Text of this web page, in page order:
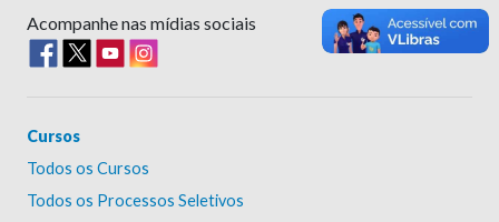
Acompanhe nas mídias sociais
Cursos
Todos os Cursos
Todos os Processos Seletivos